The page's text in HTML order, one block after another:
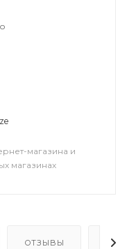
магазина и
магазинах
ОТЗЫВЫ